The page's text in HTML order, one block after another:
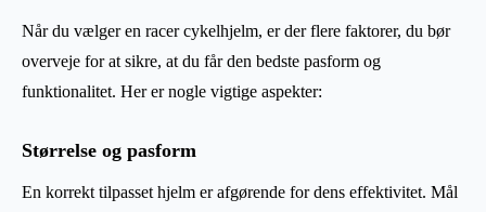
Når du vælger en racer cykelhjelm, er der flere faktorer, du bør
overveje for at sikre, at du får den bedste pasform og
funktionalitet. Her er nogle vigtige aspekter:
Størrelse og pasform
En korrekt tilpasset hjelm er afgørende for dens effektivitet. Mål